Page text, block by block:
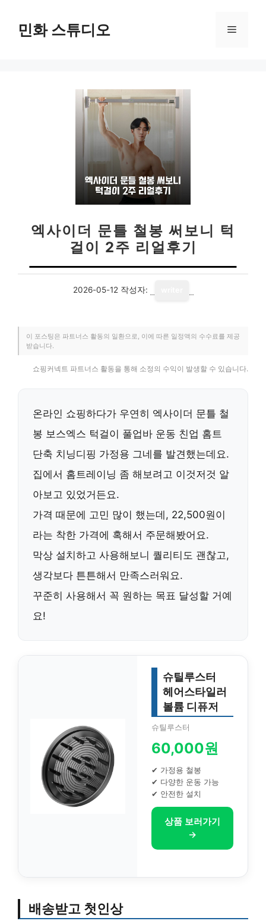
민화 스튜디오 메
엑사이더 문틀 철봉 써보니 턱
걸이 2주 리얼후기
2026-05-12 작성자:
이 포스팅은 파트너스 활동의 일환으로, 이에 따른 일정액의 수수료를 제공
받습니다.
쇼핑커넥트 파트너스 활동을 통해 소정의 수익이 발생할 수 있습니다.
온라인 쇼핑하다가 우연히 엑사이더 문틀 철
봉 보스엑스 턱걸이 풀업바 운동 친업 홈트
단축 치닝디핑 가정용 그네를 발견했는데요.
집에서 홈트레이닝 좀 해보려고 이것저것 알
아보고 있었거든요.
가격 때문에 고민 많이 했는데, 22,500원이
라는 착한 가격에 혹해서 주문해봤어요.
막상 설치하고 사용해보니 퀄리티도 괜찮고,
생각보다 튼튼해서 만족스러워요.
꾸준히 사용해서 꼭 원하는 목표 달성할 거예
요!
슈틸루스터
헤어스타일러
볼륨 디퓨저
슈틸루스터
60,000원
✔ 가정용 철봉
✔ 다양한 운동 가능
✔ 안전한 설치
상품 보러가기
→
배송받고 첫인상